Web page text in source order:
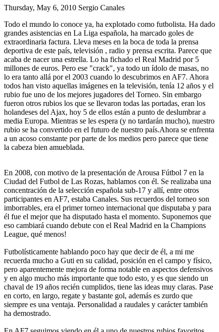
Thursday, May 6, 2010 Sergio Canales
Todo el mundo lo conoce ya, ha explotado como futbolista. Ha dado
grandes asistencias en La Liga española, ha marcado goles de
extraordinaria factura. Lleva meses en la boca de toda la prensa
deportiva de este país, televisión , radio y prensa escrita. Parece que
acaba de nacer una estrella. Lo ha fichado el Real Madrid por 5
millones de euros. Pero ese "crack", ya todo un ídolo de masas, no
lo era tanto allá por el 2003 cuando lo descubrimos en AF7. Ahora
todos han visto aquellas imágenes en la televisión, tenía 12 años y el
rubio fue uno de los mejores jugadores del Torneo. Sin embargo
fueron otros rubios los que se llevaron todas las portadas, eran los
holandeses del Ajax, hoy 5 de ellos están a punto de deslumbrar a
media Europa. Mientras se les espera (y no tardarán mucho), nuestro
rubio se ha convertido en el futuro de nuestro país.Ahora se enfrenta
a un acoso constante por parte de los medios pero parece que tiene
la cabeza bien amueblada.
En 2008, con motivo de la presentación de Arousa Fútbol 7 en la
Ciudad del Futbol de Las Rozas, hablamos con él. Se realizaba una
concentración de la selección española sub-17 y allí, entre otros
participantes en AF7, estaba Canales. Sus recuerdos del torneo son
imborrables, era el primer torneo internacional que disputaba y para
él fue el mejor que ha disputado hasta el momento. Suponemos que
eso cambiará cuando debute con el Real Madrid en la Champions
League, qué menos!
Futbolísticamente hablando poco hay que decir de él, a mi me
recuerda mucho a Guti en su calidad, posición en el campo y físico,
pero aparentemente mejora de forma notable en aspectos defensivos
y en algo mucho más importante que todo esto, y es que siendo un
chaval de 19 años recién cumplidos, tiene las ideas muy claras. Pase
en corto, en largo, regate y bastante gol, además es zurdo que
siempre es una ventaja. Personalidad a raudales y carácter también
ha demostrado.